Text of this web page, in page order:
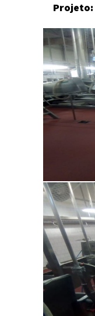
Projeto: